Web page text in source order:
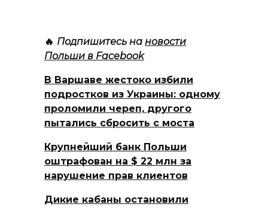
🔥 Подпишитесь на новости
Польши в Facebook
В Варшаве жестоко избили
подростков из Украины: одному
проломили череп, другого
пытались сбросить с моста
Крупнейший банк Польши
оштрафован на $ 22 млн за
нарушение прав клиентов
Дикие кабаны остановили